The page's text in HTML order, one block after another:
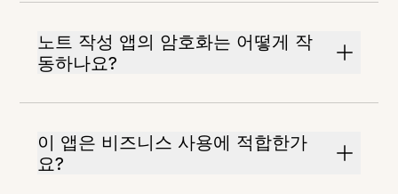
노트 작성 앱의 암호화는 어떻게 작
동하나요?
이 앱은 비즈니스 사용에 적합한가
요?